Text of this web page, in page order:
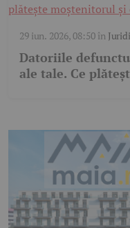
29 iun. 2026, 08:50în
Datoriile
ale tale. Ce